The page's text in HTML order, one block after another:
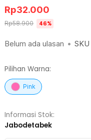
Belum ada ulasan • SKU
Rp32.000
Rp58.900 46%
Pilihan Warna:
Pink
Informasi Stok:
Jabodetabek